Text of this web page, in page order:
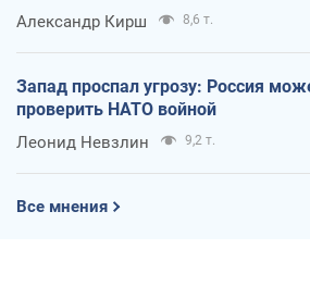
Александр Кирш 8,6 т.
Запад проспал угрозу: Россия
проверить НАТО войной
Леонид Невзлин 9,2 т.
Все мнения